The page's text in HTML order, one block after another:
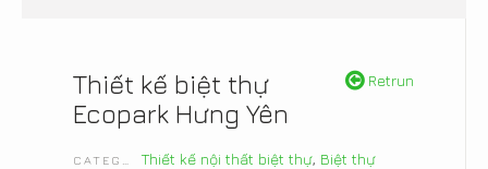
Retrun
Thiết kế biệt thự
Ecopark Hưng Yên
Thiết kế nội thất biệt thự, Biệt thự